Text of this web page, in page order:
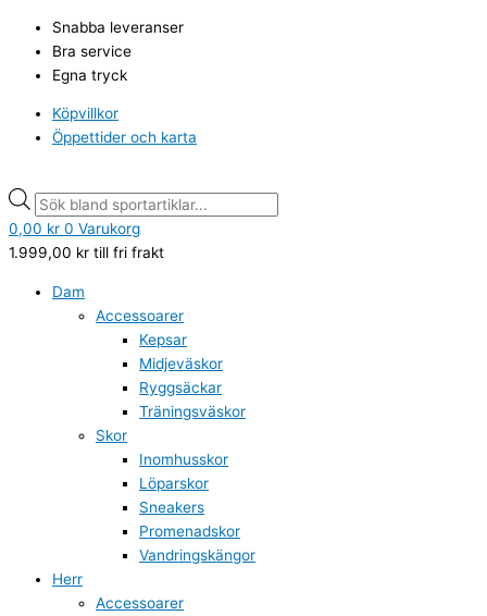
innehåll
Snabba leveranser
Bra service
Egna tryck
Köpvillkor
Öppettider och karta
search
0,00 kr 0 Varukorg
1.999,00 kr till fri frakt
Dam
Accessoarer
Kepsar
Midjeväskor
Ryggsäckar
Träningsväskor
Skor
Inomhusskor
Löparskor
Sneakers
Promenadskor
Vandringskängor
Herr
Accessoarer
search
Trinity
mängd